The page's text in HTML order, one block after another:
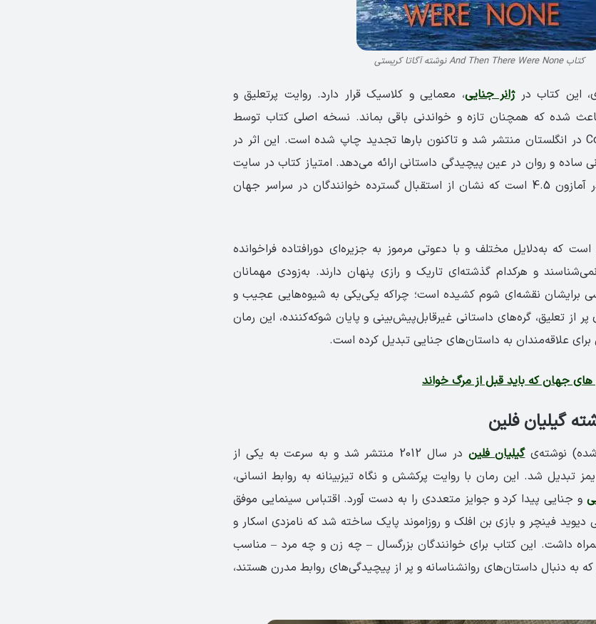
کتاب And Then There Were None نوشته آگاتا کریستی
این کتاب درژانر جنایی، معمایی و کلاسیک قرار دارد. روایت پرتعلیق و
شده که همچنان تازه و خواندنی باقی بماند. نسخه اصلی کتاب توسط
انتشارات Collins Crime Club در انگلستان منتشر شد و تاکنون بارها تجدید چاپ شده است. این اثر در
و زبانی ساده و روان در عین پیچیدگی داستانی ارائه می‌دهد. امتیاز کتاب در سایت
Goodreads حدود 4.3 و در آمازون 4.5 است که نشان از استقبال گسترده خوانندگان در سراسر جهان
که به‌دلایل مختلف و با دعوتی مرموز به جزیره‌ای دورافتاده فراخوانده
و هرکدام گذشته‌ای تاریک و رازی پنهان دارند. به‌زودی مهمانان
برایشان نقشه‌ای شوم کشیده است؛ چراکه یکی‌یکی به شیوه‌هایی عجیب و
از تعلیق، گره‌های داستانی غیرقابل‌پیش‌بینی و پایان شوکه‌کننده، این رمان
برای علاقه‌مندان به داستان‌های جنایی تبدیل کرده است.
های جهان که باید قبل از مرگ خواند
نوشته‌یگیلیان فلین
در سال 2012 منتشر شد و به سرعت به یکی از
تبدیل شد. این رمان با روایت پرکشش و نگاه تیزبینانه به روابط انسانی،
و جنایی پیدا کرد و جوایز متعددی را به دست آورد. اقتباس سینمایی موفق
به کارگردانی دیوید فینچر و بازی بن افلک و روزاموند پایک ساخته شد که نامزدی اسکار و
داشت. این کتاب برای خوانندگان بزرگسال – چه زن و چه مرد – مناسب
که به دنبال داستان‌های روانشناسانه و پر از پیچیدگی‌های روابط مدرن هستند،